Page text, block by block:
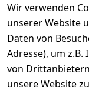
Wir verwenden
unserer Website
Daten von
Adresse), um
von
unsere Website